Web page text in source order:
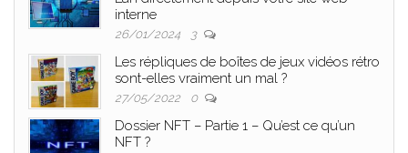
interne
26/01/2024 3
Les répliques de boîtes de jeux vidéos rétro
sont-elles vraiment un mal ?
27/05/2022 0
Dossier NFT – Partie 1 – Qu’est ce qu’un
NFT ?